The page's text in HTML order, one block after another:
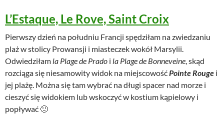
L’Estaque, Le Rove, Saint Croix
Pierwszy dzień na południu Francji spędziłam na zwiedzaniu
plaż w stolicy Prowansji i miasteczek wokół Marsylii.
Odwiedziłam la Plage de Prado i la Plage de Bonneveine, skąd
rozciąga się niesamowity widok na miejscowośćPointe Rouge i
jej plażę. Można się tam wybrać na długi spacer nad morze i
cieszyć się widokiem lub wskoczyć w kostium kąpielowy i
popływać 🙂